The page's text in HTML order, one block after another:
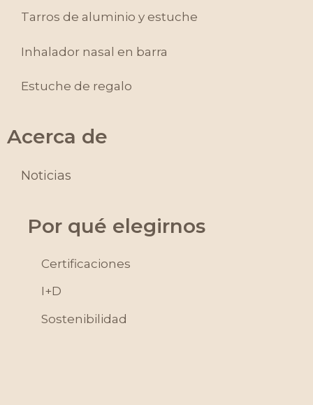
Tarros de aluminio y estuche
Inhalador nasal en barra
Estuche de regalo
Acerca de
Noticias
Por qué elegirnos
Certificaciones
I+D
Sostenibilidad